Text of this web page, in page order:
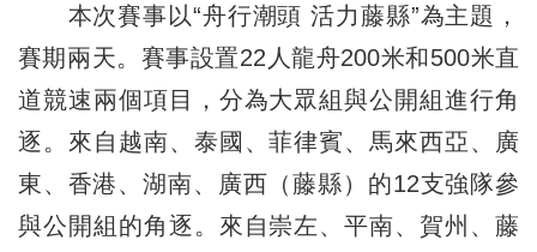
本次賽事以“舟行潮頭 活力藤縣”為主題，
賽期兩天。賽事設置22人龍舟200米和500米直
道競速兩個項目，分為大眾組與公開組進行角
逐。來自越南、泰國、菲律賓、馬來西亞、廣
東、香港、湖南、廣西（藤縣）的12支強隊參
與公開組的角逐。來自崇左、平南、賀州、藤